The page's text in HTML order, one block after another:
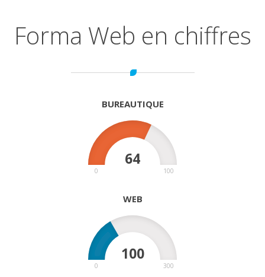
Forma Web en chiffres
BUREAUTIQUE
64
0 100
WEB
100
0 300